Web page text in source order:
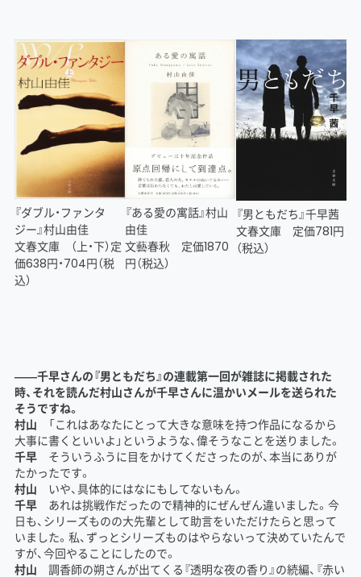
『ダブル・ファンタ
ジー』村山由佳
文春文庫 （上・下）定
価638円・704円（税
込）
『ある愛の寓話』村山
由佳
文藝春秋 定価1870
円（税込）
『男ともだち』千早茜
文春文庫 定価781円
（税込）
――千早さんの『男ともだち』の連載第一回が雑誌に掲載された
時、それを読んだ村山さんが千早さんに温かいメールを送られた
そうですね。
村山 「これはあなたにとって大きな意味を持つ作品になるから
大事に書くといいよ」というような、偉そうなことを送りました。
千早そういうふうに目をかけてくださったのが、本当にありが
たかったです。
村山 いや、具体的にはなにもしてないもん。
千早あれは挑戦作だったので精神的にぜんぜん違いました。今
日も、シリーズものの大先輩として助言をいただけたらと思って
いました。私、ずっとシリーズものはやらないって決めていたんで
すが、今回やることにしたので。
村山 調香師の朔さんが出てくる『透明な夜の香り』の続編、『赤い